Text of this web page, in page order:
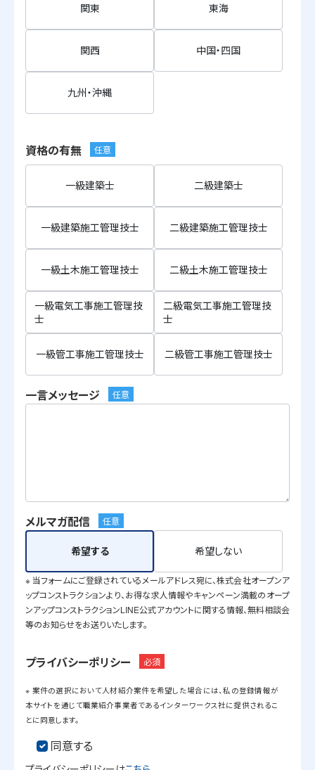
関東 東海
関西 中国・四国
九州・沖縄
資格の有無 任意
一級建築士 二級建築士
一級建築施工管理技士 二級建築施工管理技士
一級土木施工管理技士 二級土木施工管理技士
一級電気工事施工管理技
士
二級電気工事施工管理技
士
一級管工事施工管理技士 二級管工事施工管理技士
一言メッセージ 任意
メルマガ配信 任意
希望する 希望しない
※ 当フォームにご登録されているメールアドレス宛に、株式会社オープンア
ップコンストラクションより、お得な求人情報やキャンペーン満載のオープ
ンアップコンストラクションLINE公式アカウントに関する情報、無料相談会
等のお知らせをお送りいたします。
プライバシーポリシー 必須
※ 案件の選択において人材紹介案件を希望した場合には、私の登録情報が
本サイトを通じて職業紹介事業者であるインターワークス社に提供されるこ
とに同意します。
同意する